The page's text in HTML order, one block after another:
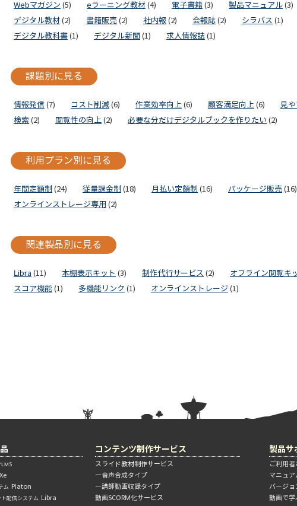
Webマガジン (5) eラーニング教材 (4) 電子書籍 (3) 製品マニュアル (3)
デジタル教材 (2) 書籍販売 (2) 社内報 (2) 会報誌 (2) シラバス (1)
デジタル教科書 (1) デジタル新聞 (1) 求人情報誌 (1)
課題別に見る
情報発信 (7) コスト削減 (6) 作業効率向上 (6) 顧客満足向上 (6) 見
検索 (2) 閲覧性の向上 (2) 必要な分だけデジタルブックを作りたい (2)
利用プラン別に見る
年間定額制 (24) 従量課金制 (18) 月払い定額制 (16) パッケージ販売 (16)
オンラインストレージ専用 (2)
関連製品別に見る
Libra (11) 本棚表示キット (3) 制作代行サービス (2) オフライン閲覧キ
スコア機能 (1) 多機能リンク (1) オンラインストレージ (1)
LMS
ム Platon
配信システム
Libra
コンテンツ制作サービス
スライド教材制作サービス
―音声合成タイプ
―講師動画収録タイプ
動画SCORM化サービス
製品サ
ご利用
マニュ
バージ
動画で学